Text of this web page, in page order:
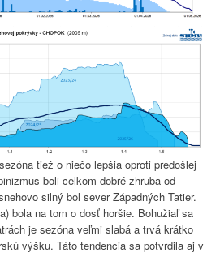
tiež o niečo lepšia oproti predošlej
boli celkom dobré zhruba od
silný bol sever Západných Tatier.
bola na tom o dosť horšie. Bohužiaľ sa
je sezóna veľmi slabá a trvá krátko
výšku. Táto tendencia sa potvrdila aj v